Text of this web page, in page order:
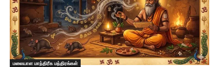
மலையாள மாந்திரீக மந்திரங்கள்